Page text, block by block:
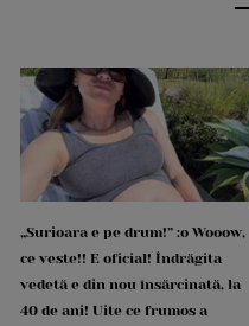
„Surioara e pe drum!” :o Wooow,
ce veste!! E oficial! Îndrăgita
vedetă e din nou însărcinată, la
40 de ani! Uite ce frumos a